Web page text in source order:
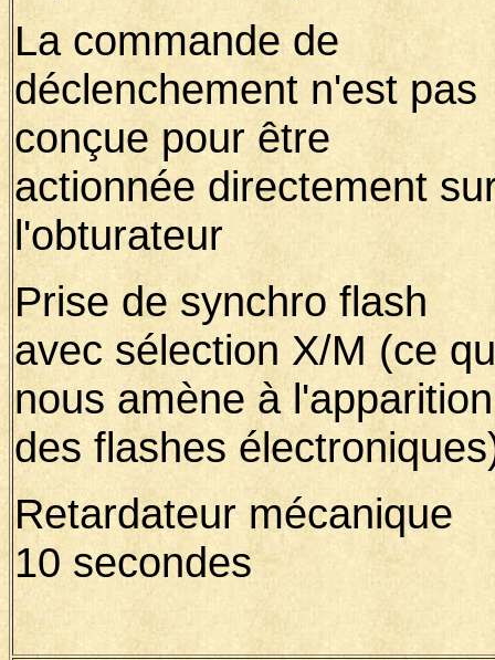
La commande de
déclenchement n'est pas
conçue pour être
actionnée directement
l'obturateur
Prise de synchro flash
avec sélection X/M (ce
nous amène à l'apparition
des flashes
Retardateur mécanique
10 secondes